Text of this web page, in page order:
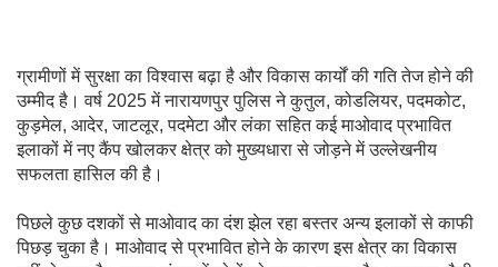
ग्रामीणों में सुरक्षा का विश्वास बढ़ा है और विकास कार्यों की गति तेज होने की
उम्मीद है। वर्ष 2025 में नारायणपुर पुलिस ने कुतुल, कोडलियर, पदमकोट,
कुड़मेल, आदेर, जाटलूर, पदमेटा और लंका सहित कई माओवाद प्रभावित
इलाकों में नए कैंप खोलकर क्षेत्र को मुख्यधारा से जोड़ने में उल्लेखनीय
सफलता हासिल की है।
पिछले कुछ दशकों से माओवाद का दंश झेल रहा बस्तर अन्य इलाकों से काफी
पिछड़ चुका है। माओवाद से प्रभावित होने के कारण इस क्षेत्र का विकास